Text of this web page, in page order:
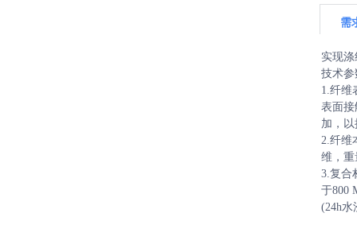
需
实现
技术参
1.纤维
表面接
加，
2.纤维
维，重
3.复合
于800
(24h水